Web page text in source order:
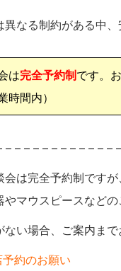
異なる制約がある中
は完全予約制です。
時間内）
– – – – – – – – – – – –
会は完全予約制です
やマウスピースなど
ない場合、ご案内ま
予約のお願い